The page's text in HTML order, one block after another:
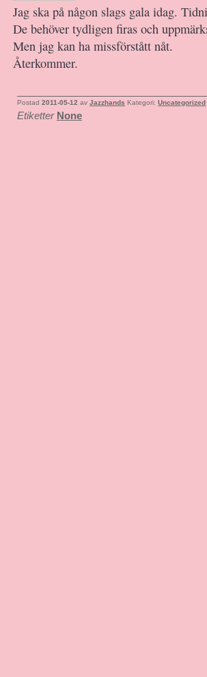
Jag ska på någon slags gala idag.
De behöver tydligen firas och
Men jag kan ha missförstått nåt.
Återkommer.
Postad 2011-05-12 av Jazzhands Kategori: Uncategorized
Etiketter None